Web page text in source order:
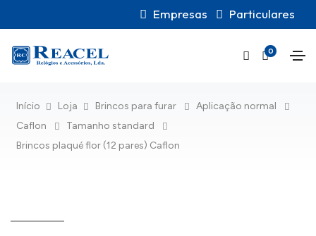
Empresas Particulares
0
Início Loja Brincos para furar
Aplicação normal
Caflon
Tamanho standard
Brincos plaqué flor (12 pares) Caflon